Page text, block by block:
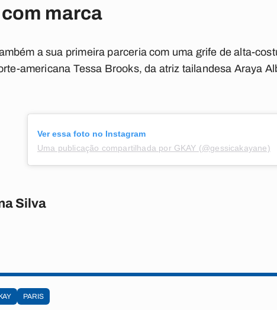
marca
a sua primeira parceria com uma grife de alta-
americana Tessa Brooks, da atriz tailandesa Araya
Ver essa foto no Instagram
Uma publicação compartilhada por GKAY (@gessicakayane)
Silva
PARIS